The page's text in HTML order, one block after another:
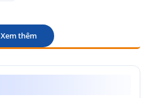
Xem thêm